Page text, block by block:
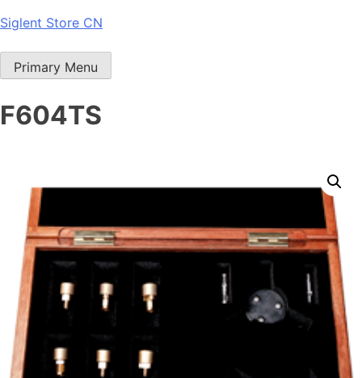
Skip
content
Siglent Store CN
Primary Menu
F604TS